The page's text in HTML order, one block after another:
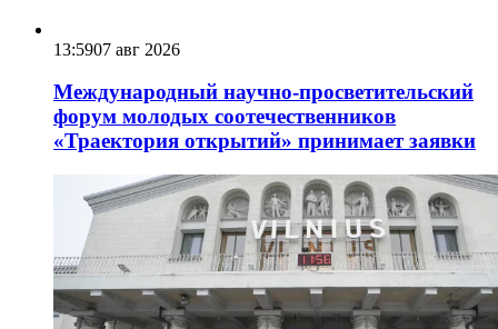
13:5907 авг 2026
Международный научно-просветительский
форум молодых соотечественников
«Траектория открытий» принимает заявки